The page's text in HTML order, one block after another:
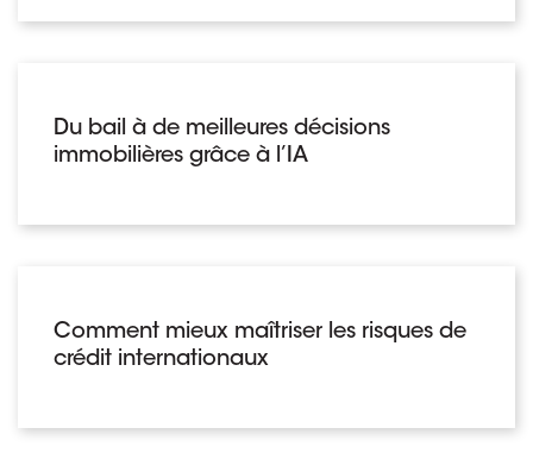
Du bail à de meilleures décisions
immobilières grâce à l’IA
Comment mieux maîtriser les risques de
crédit internationaux